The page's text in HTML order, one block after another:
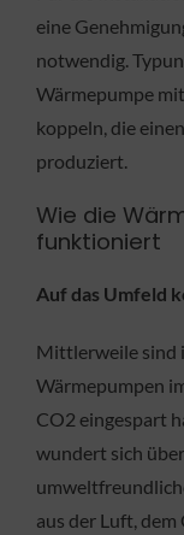
eine
notwendig.
Wärmepumpe
koppeln, die
produziert.
Wie die
funktioniert
Auf das Umfeld
Mittlerweile sind
Wärmepumpen
CO2 eingespart
wundert sich
aus der Luft,